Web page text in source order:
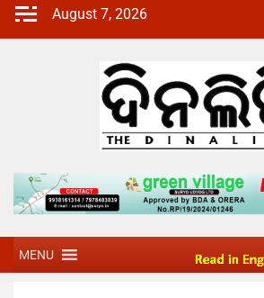
August 7, 2026
MENU